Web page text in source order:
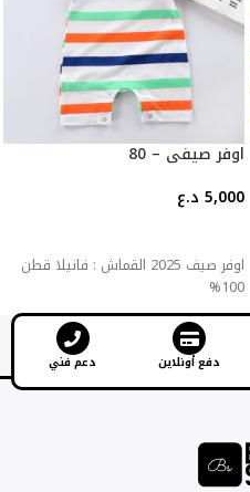
اوفر صيفي – 80
5,000 د.ع
اوفر صيف 2025 القماش : فانيلا قطن
100%
دفع أونلاين دعم فني